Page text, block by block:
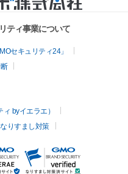
ティ事業について
セキュリティ24」
byイエラエ）
なりすまし対策